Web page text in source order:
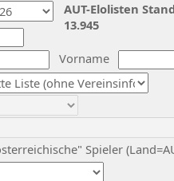
Vorname
Spieler
AUT-Elolisten
13.945